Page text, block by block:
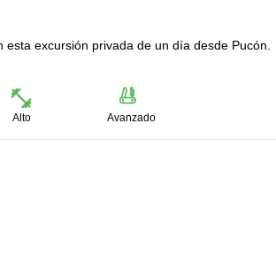
excursión privada de un día desde Pucón.
Alto Avanzado